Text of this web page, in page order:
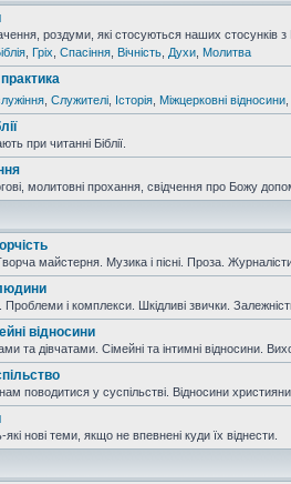
роздуми, які стосуються наших стосунків з
Гріх Спасіння Вічність Духи Молитва
Служителі Історія Міжцерковні відносини
при читанні Біблії.
молитовні прохання, свідчення про Божу
майстерня. Музика і пісні. Проза.
Проблеми і комплекси. Шкідливі звички.
відносини
та дівчатами. Сімейні та інтимні відносини.
поводитися у суспільстві. Відносини
нові теми, якщо не впевнені куди їх віднести.